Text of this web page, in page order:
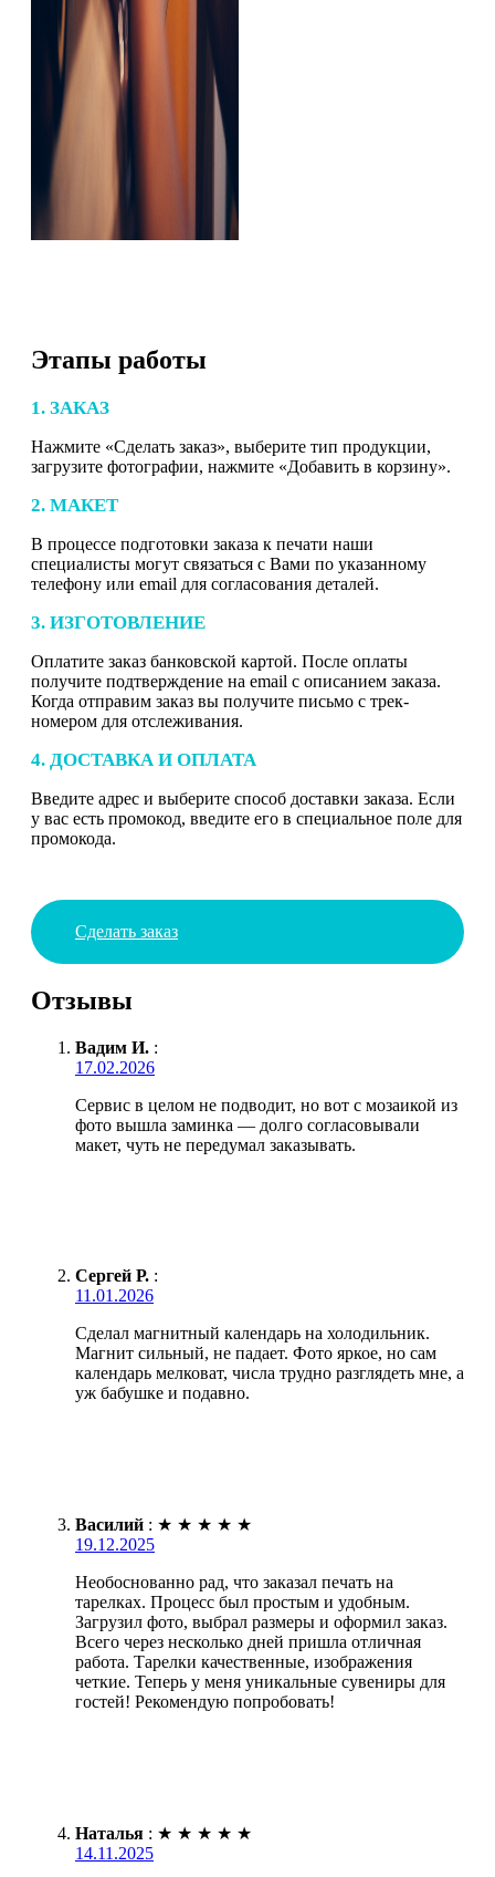
Этапы работы
1. ЗАКАЗ
Нажмите «Сделать заказ», выберите тип продукции,
загрузите фотографии, нажмите «Добавить в корзину».
2. МАКЕТ
В процессе подготовки заказа к печати наши
специалисты могут связаться с Вами по указанному
телефону или email для согласования деталей.
3. ИЗГОТОВЛЕНИЕ
Оплатите заказ банковской картой. После оплаты
получите подтверждение на email с описанием заказа.
Когда отправим заказ вы получите письмо с трек-
номером для отслеживания.
4. ДОСТАВКА И ОПЛАТА
Введите адрес и выберите способ доставки заказа. Если
у вас есть промокод, введите его в специальное поле для
промокода.
Сделать заказ
Отзывы
Вадим И. :
17.02.2026
Сервис в целом не подводит, но вот с мозаикой из
фото вышла заминка — долго согласовывали
макет, чуть не передумал заказывать.
Сергей Р. :
11.01.2026
Сделал магнитный календарь на холодильник.
Магнит сильный, не падает. Фото яркое, но сам
календарь мелковат, числа трудно разглядеть мне, а
уж бабушке и подавно.
Василий : ★ ★ ★ ★ ★
19.12.2025
Необоснованно рад, что заказал печать на
тарелках. Процесс был простым и удобным.
Загрузил фото, выбрал размеры и оформил заказ.
Всего через несколько дней пришла отличная
работа. Тарелки качественные, изображения
четкие. Теперь у меня уникальные сувениры для
гостей! Рекомендую попробовать!
Наталья : ★ ★ ★ ★ ★
14.11.2025